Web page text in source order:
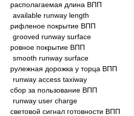
располагаемая длина ВПП
available runway length
рифленое покрытие ВПП
grooved runway surface
ровное покрытие ВПП
smooth runway surface
рулежная дорожка у торца ВПП
runway access taxiway
сбор за пользование ВПП
runway user charge
световой сигнал готовности ВПП